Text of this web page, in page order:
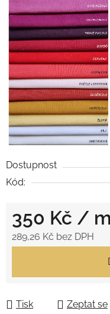
Dostupnost
Kód:
350 Kč / m
289,26 Kč bez DPH
Tisk Zeptat se